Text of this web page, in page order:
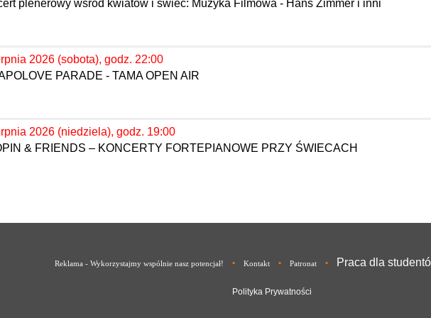
plenerowy wśród kwiatów i świec: Muzyka Filmowa - Hans Zimmer i inni
2026 (sobota), godz. 22:00
PARADE - TAMA OPEN AIR
2026 (niedziela), godz. 19:00
& FRIENDS – KONCERTY FORTEPIANOWE PRZY ŚWIECACH
Reklama - Wykorzystajmy wspólnie nasz potencjał! • Kontakt • Patronat • Praca dla
Polityka Prywatności